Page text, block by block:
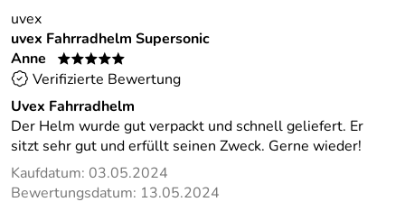
uvex
uvex Fahrradhelm Supersonic
Anne
*****
Verifizierte Bewertung
Uvex Fahrradhelm
Der Helm wurde gut verpackt und schnell geliefert. Er
sitzt sehr gut und erfüllt seinen Zweck. Gerne wieder!
Kaufdatum: 03.05.2024
Bewertungsdatum: 13.05.2024